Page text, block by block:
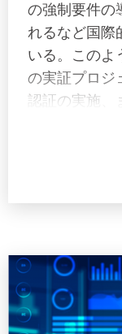
の強制要件の
れるなど国際
いる。このよ
の実証プロジ
認証の実施、
めてきた。
の開発にお
検証実験は、
となるよう
集・分析する
般社団法人日